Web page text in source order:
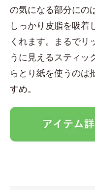
の気になる部分にの
しっかり皮脂を吸着
くれます。まるでリ
うに見えるスティッ
らとり紙を使うのは
すめ。